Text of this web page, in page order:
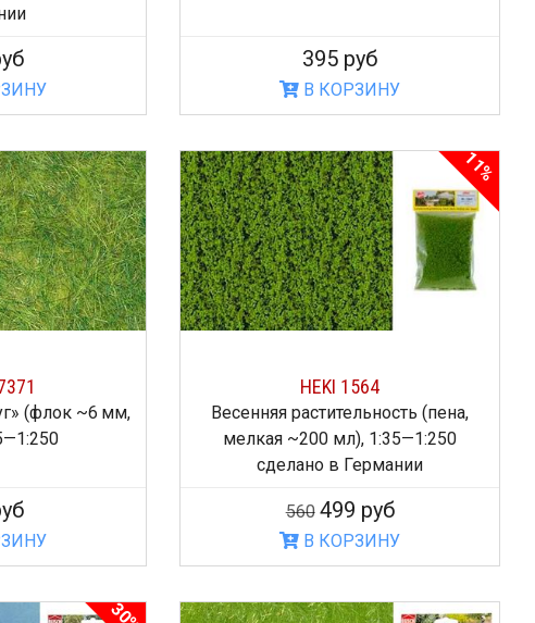
395 руб
В КОРЗИНУ
(флок ~6 мм,
HEKI 1564
Весенняя растительность (пена,
мелкая ~200 мл), 1:35—1:250
сделано в Германии
11%
560 499 руб
В КОРЗИНУ